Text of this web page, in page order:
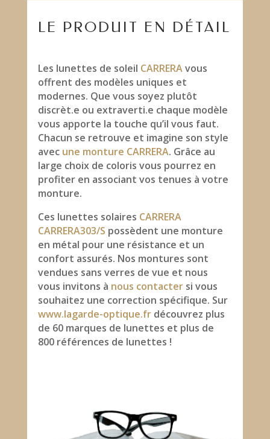
CARRERA303/S
LE PRODUIT EN DÉTAIL
Les lunettes de soleil CARRERAvous
offrent des modèles uniques et
modernes. Que vous soyez plutôt
discrèt.e ou extraverti.e chaque modèle
vous apporte la touche qu’il vous faut.
Chacun se retrouve et imagine son style
avec une monture CARRERA. Grâce au
large choix de coloris vous pourrez en
profiter en associant vos tenues à votre
monture.
Ces lunettes solaires CARRERA
CARRERA303/S possèdent une monture
en métal pour une résistance et un
confort assurés. Nos montures sont
vendues sans verres de vue et nous
vous invitons à nous contactersi vous
souhaitez une correction spécifique. Sur
www.lagarde-optique.frdécouvrez plus
de 60 marques de lunettes et plus de
800 références de lunettes !